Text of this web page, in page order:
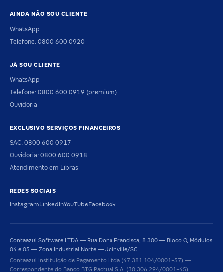
AINDA NÃO SOU CLIENTE
WhatsApp
Telefone: 0800 600 0920
JÁ SOU CLIENTE
WhatsApp
Telefone: 0800 600 0919 (premium)
Ouvidoria
EXCLUSIVO SERVIÇOS FINANCEIROS
SAC: 0800 600 0917
Ouvidoria: 0800 600 0918
Atendimento em Libras
REDES SOCIAIS
InstagramLinkedInYouTubeFacebook
Contaazul Software LTDA — Rua Dona Francisca, 8.300 — Bloco O, Módulos
04 e 05 — Zona Industrial Norte — Joinville/SC
Contaazul Instituição de Pagamento Ltda (47.381.104/0001-57) —
Correspondente do Banco BTG Pactual S.A. (30.306.294/0001-45).